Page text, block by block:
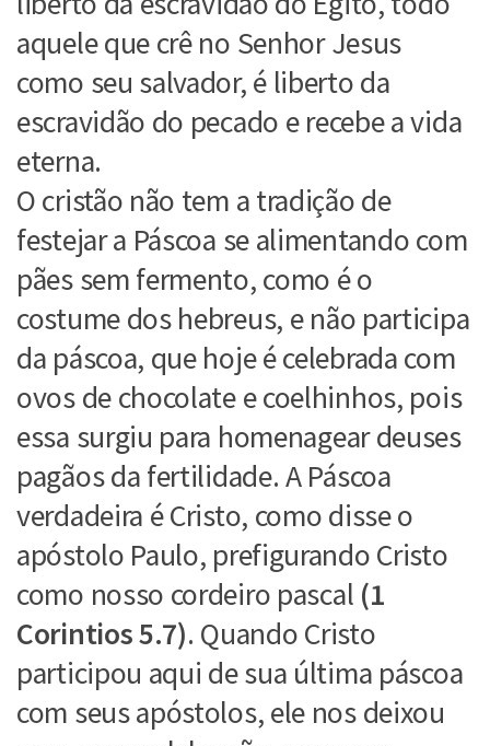
aquele que crê no Senhor Jesus
como seu salvador, é liberto da
escravidão do pecado e recebe a vida
eterna.
O cristão não tem a tradição de
festejar a Páscoa se alimentando com
pães sem fermento, como é o
costume dos hebreus, e não participa
da páscoa, que hoje é celebrada com
ovos de chocolate e coelhinhos, pois
essa surgiu para homenagear deuses
pagãos da fertilidade. A Páscoa
verdadeira é Cristo, como disse o
apóstolo Paulo, prefigurando Cristo
como nosso cordeiro pascal (1
Corintios 5.7). Quando Cristo
participou aqui de sua última páscoa
com seus apóstolos, ele nos deixou